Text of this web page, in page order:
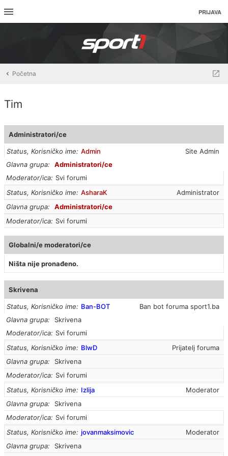
PRIJAVA
Početna
Tim
Administratori/ce
Status, Korisničko ime Site Admin
Admin
Glavna grupa
Administratori/ce
Moderator/ica
Svi forumi
Status, Korisničko ime
Administrator
AsharaK
Glavna grupa
Administratori/ce
Moderator/ica
Svi forumi
Globalni/e moderatori/ce
Ništa nije pronađeno.
Skrivena
Status, Korisničko ime Ban bot foruma sport1.ba
Ban-BOT
Glavna grupa
Skrivena
Moderator/ica
Svi forumi
Status, Korisničko ime
Prijatelj foruma
BlwD
Glavna grupa
Skrivena
Moderator/ica
Svi forumi
Status, Korisničko ime
Moderator
Izlija
Glavna grupa
Skrivena
Moderator/ica
Svi forumi
Status, Korisničko ime
Moderator
jovanmaksimovic
Glavna grupa
Skrivena